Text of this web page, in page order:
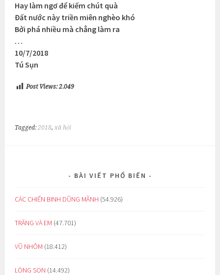
Hay làm ngơ để kiếm chút quà
Đất nước này triền miên nghèo khó
Bởi phá nhiều mà chẳng làm ra
…
10/7/2018
Tú Sụn
Post Views: 2.049
Tagged:2018,xã hội
BÀI VIẾT PHỔ BIẾN
CÁC CHIẾN BINH DŨNG MÃNH (54.926)
TRĂNG VÀ EM (47.701)
VŨ NHÔM (18.412)
LÒNG SON (14.492)